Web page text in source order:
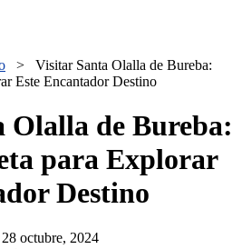
> Visitar Santa Olalla de Bureba:
Este Encantador Destino
Olalla de Bureba:
para Explorar
Destino
octubre, 2024